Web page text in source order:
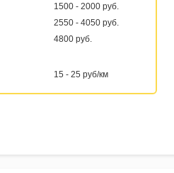
1500 - 2000 руб.
2550 - 4050 руб.
4800 руб.
15 - 25 руб/км